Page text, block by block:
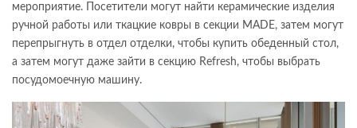
мероприятие. Посетители могут найти керамические изделия
ручной работы или ткацкие ковры в секции MADE, затем могут
перепрыгнуть в отдел отделки, чтобы купить обеденный стол,
а затем могут даже зайти в секцию Refresh, чтобы выбрать
посудомоечную машину.